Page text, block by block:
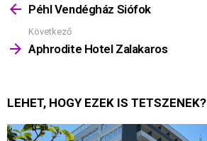
többetPéhl Vendégház Siófok
Következő
Aphrodite Hotel Zalakaros
LEHET, HOGY EZEK IS TETSZENEK?